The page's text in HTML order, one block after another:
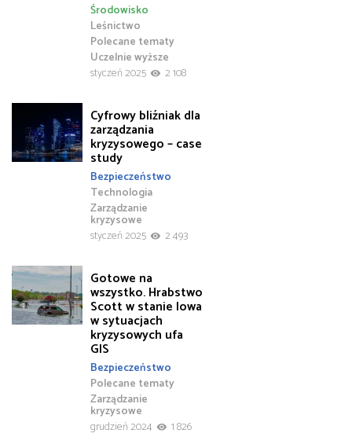
Leśnictwo
Polecane tematy
Środowisko
Uczelnie wyższe
styczeń 2025
2 108
Cyfrowy bliźniak dla
zarządzania
kryzysowego – case
study
Bezpieczeństwo
Technologia
Zarządzanie
kryzysowe
styczeń 2025
2 493
Gotowe na
wszystko. Hrabstwo
Scott w stanie Iowa
w sytuacjach
kryzysowych ufa
GIS
Bezpieczeństwo
Polecane tematy
Zarządzanie
kryzysowe
grudzień 2024
1 826